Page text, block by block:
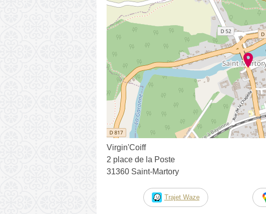
Virgin'Coiff
2 place de la Poste
31360 Saint-Martory
Trajet Waze